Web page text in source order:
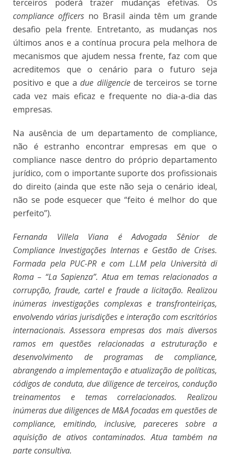
terceiros poderá trazer mudanças efetivas. Os
compliance officers no Brasil ainda têm um grande
desafio pela frente. Entretanto, as mudanças nos
últimos anos e a contínua procura pela melhora de
mecanismos que ajudem nessa frente, faz com que
acreditemos que o cenário para o futuro seja
positivo e que adue diligenciede terceiros se torne
cada vez mais eficaz e frequente no dia-a-dia das
empresas.
Na ausência de um departamento de compliance,
não é estranho encontrar empresas em que o
compliance nasce dentro do próprio departamento
jurídico, com o importante suporte dos profissionais
do direito (ainda que este não seja o cenário ideal,
não se pode esquecer que “feito é melhor do que
perfeito”).
Fernanda Villela Viana é Advogada Sênior de
Compliance Investigações Internas e Gestão de Crises.
Formada pela PUC-PR e com L.LM pela Università di
Roma – “La Sapienza”. Atua em temas relacionados a
corrupção, fraude, cartel e fraude a licitação. Realizou
inúmeras investigações complexas e transfronteiriças,
envolvendo várias jurisdições e interação com escritórios
internacionais. Assessora empresas dos mais diversos
ramos em questões relacionadas a estruturação e
desenvolvimento de programas de compliance,
abrangendo a implementação e atualização de políticas,
códigos de conduta, due diligence de terceiros, condução
treinamentos e temas correlacionados. Realizou
inúmeras due diligences de M&A focadas em questões de
compliance, emitindo, inclusive, pareceres sobre a
aquisição de ativos contaminados. Atua também na
parte consultiva.